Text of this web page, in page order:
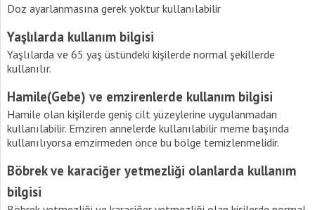
Doz ayarlanmasına gerek yoktur kullanılabilir
Yaşlılarda kullanım bilgisi
Yaşlılarda ve 65 yaş üstündeki kişilerde normal şekillerde
kullanılır.
Hamile(Gebe) ve emzirenlerde kullanım bilgisi
Hamile olan kişilerde geniş cilt yüzeylerine uygulanmadan
kullanılabilir. Emziren annelerde kullanılabilir meme başında
kullanılıyorsa emzirmeden önce bu bölge temizlenmelidir.
Böbrek ve karaciğer yetmezliği olanlarda kullanım
bilgisi